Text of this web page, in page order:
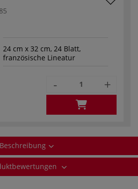
24 cm x 32 cm, 24 Blatt,
französische Lineatur
- +
Beschreibung